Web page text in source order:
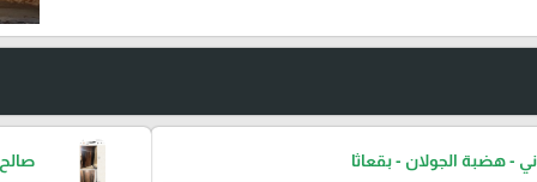
- هضبة الجولان - بقعاثا